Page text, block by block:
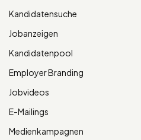
Kandidatensuche
Jobanzeigen
Kandidatenpool
Employer Branding
Jobvideos
E-Mailings
Medienkampagnen